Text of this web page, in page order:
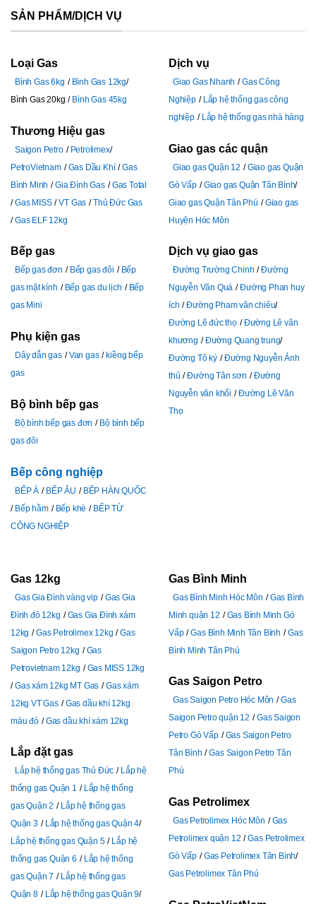
SẢN PHẨM/DỊCH VỤ
Loại Gas
Bình Gas 6kg
Bình Gas 12kg
Bình Gas 20kg
Bình Gas 45kg
Thương Hiệu gas
Saigon Petro
Petrolimex
PetroVietnam
Gas Dầu Khí
Gas
Bình Minh
Gia Đình Gas
Gas Total
Gas MISS
VT Gas
Thủ Đức Gas
Gas ELF 12kg
Bếp gas
Bếp gas đơn Bếp gas đôi
Bếp
gas mặt kính
Bếp gas du lịch
Bếp
gas Mini
Phụ kiện gas
Dây dẫn gas Van gas
kiềng bếp
gas
Bộ bình bếp gas
Bộ bình bếp gas đơn
Bộ bình bếp
gas đôi
Bếp công nghiệp
BẾP Á BẾP ÂU
BẾP HÀN QUỐC
Bếp hầm
Bếp khè
BẾP TỪ
CÔNG NGHIỆP
Dịch vụ
Giao Gas Nhanh
Gas Công
Nghiệp
Lắp hệ thống gas công
nghiệp
Lắp hệ thống gas nhà hàng
Giao gas các quận
Giao gas Quận 12
Giao gas Quận
Gò Vấp
Giao gas Quận Tân Bình
Giao gas Quận Tân Phú
Giao gas
Huyện Hóc Môn
Dịch vụ giao gas
Đường Trường Chinh
Đường
Nguyễn Văn Quá
Đường Phan huy
ích
Đường Pham văn chiêu
Đường Lê đức thọ
Đường Lê văn
khương
Đường Quang trung
Đường Tô ký
Đường Nguyễn Ảnh
thủ
Đường Tân sơn
Đường
Nguyễn văn khối
Đường Lê Văn
Thọ
Gas 12kg
Gas Gia Đình vàng vip
Gas Gia
Đình đỏ 12kg
Gas Gia Đình xám
12kg
Gas Petrolimex 12kg
Gas
Saigon Petro 12kg
Gas
Petrovietnam 12kg
Gas MISS 12kg
Gas xám 12kg MT Gas
Gas xám
12kg VT Gas
Gas dầu khí 12kg
màu đỏ
Gas dầu khí xám 12kg
Lắp đặt gas
Lắp hệ thống gas Thủ Đức
Lắp hệ
thống gas Quận 1
Lắp hệ thống
gas Quận 2
Lắp hệ thống gas
Quận 3
Lắp hệ thống gas Quận 4
Lắp hệ thống gas Quận 5
Lắp hệ
thống gas Quận 6
Lắp hệ thống
gas Quận 7
Lắp hệ thống gas
Quận 8
Lắp hệ thống gas Quận 9
Gas Bình Minh
Gas Bình Minh Hóc Môn
Gas Bình
Minh quận 12
Gas Bình Minh Gò
Vấp
Gas Bình Minh Tân Bình
Gas
Bình Minh Tân Phú
Gas Saigon Petro
Gas Saigon Petro Hóc Môn
Gas
Saigon Petro quận 12
Gas Saigon
Petro Gò Vấp
Gas Saigon Petro
Tân Bình
Gas Saigon Petro Tân
Phú
Gas Petrolimex
Gas Petrolimex Hóc Môn
Gas
Petrolimex quận 12
Gas Petrolimex
Gò Vấp
Gas Petrolimex Tân Bình
Gas Petrolimex Tân Phú